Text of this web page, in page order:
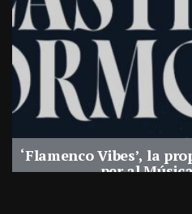
‘Flamenco Vibes’, la
per al